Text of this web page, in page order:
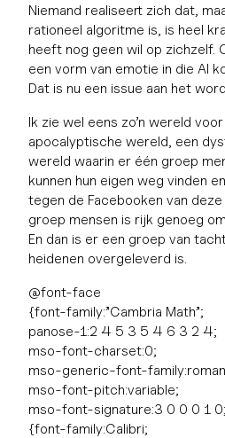
Niemand realiseert zich dat,
rationeel algoritme is, is heel
heeft nog geen wil op zichzelf.
een vorm van emotie in die AI
Dat is nu een issue aan het
Ik zie wel eens zo’n wereld
apocalyptische wereld, een
wereld waarin er één groep
kunnen hun eigen weg vinden
tegen de Facebooken van
groep mensen is rijk genoeg
En dan is er een groep van
heidenen overgeleverd is.
@font-face
{font-family:”Cambria Math”;
panose-1:2 4 5 3 5 4 6 3 2 4;
mso-font-charset:0;
mso-generic-font-
mso-font-pitch:variable;
mso-font-signature:3 0 0 0 1
{font-family:Calibri;